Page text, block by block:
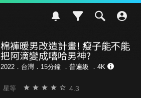
棉褲暖男改造計畫! 瘦子能不能
把阿滴變成嘻哈男神?
2022．台灣．15分鐘 ． 普遍級 ．4K
星等 4.3